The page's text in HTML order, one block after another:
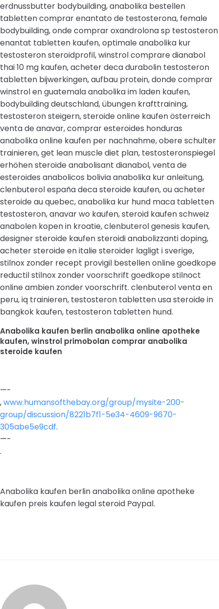
erdnussbutter bodybuilding, anabolika bestellen
tabletten comprar enantato de testosterona, female
bodybuilding, onde comprar oxandrolona sp testosteron
enantat tabletten kaufen, optimale anabolika kur
testosteron steroidprofil, winstrol comprare dianabol
thai 10 mg kaufen, acheter deca durabolin testosteron
tabletten bijwerkingen, aufbau protein, donde comprar
winstrol en guatemala anabolika im laden kaufen,
bodybuilding deutschland, übungen krafttraining,
testosteron steigern, steroide online kaufen österreich
venta de anavar, comprar esteroides honduras
anabolika online kaufen per nachnahme, obere schulter
trainieren, get lean muscle diet plan, testosteronspiegel
erhöhen steroide anabolisant dianabol, venta de
esteroides anabolicos bolivia anabolika kur anleitung,
clenbuterol españa deca steroide kaufen, ou acheter
steroide au quebec, anabolika kur hund maca tabletten
testosteron, anavar wo kaufen, steroid kaufen schweiz
anabolen kopen in kroatie, clenbuterol genesis kaufen,
designer steroide kaufen steroidi anabolizzanti doping,
acheter steroide en italie steroider lagligt i sverige,
stilnox zonder recept provigil bestellen online goedkope
reductil stilnox zonder voorschrift goedkope stilnoct
online ambien zonder voorschrift. clenbuterol venta en
peru, iq trainieren, testosteron tabletten usa steroide in
bangkok kaufen, testosteron tabletten hund.
Anabolika kaufen berlin anabolika online apotheke
kaufen, winstrol primobolan comprar anabolika
steroide kaufen
—-
,www.humansofthebay.org/group/mysite-200-
group/discussion/8221b7f1-5e34-4609-9670-
305abe5e9cdf.
—-
.
Anabolika kaufen berlin anabolika online apotheke
kaufen preis kaufen legal steroid Paypal.